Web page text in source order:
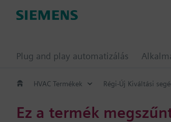
Plug and play automatizálás
HVAC Termékek Régi-Új Kiváltási
Ez a termék